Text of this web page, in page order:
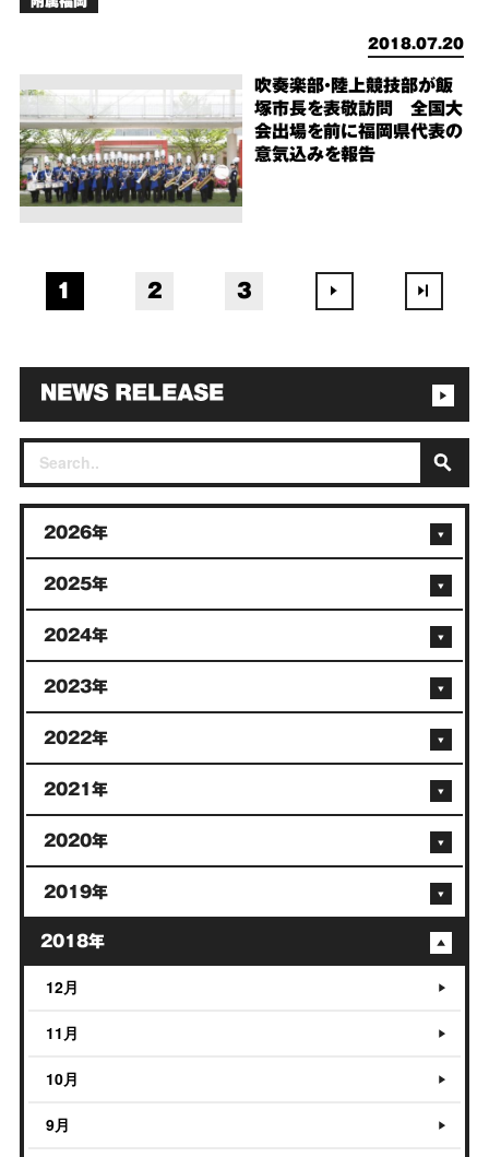
2018.07.20
吹奏楽部・陸上競技部が飯
塚市長を表敬訪問 全国大
会出場を前に福岡県代表の
意気込みを報告
1 2 3
2026年
2025年
2024年
2023年
2022年
2021年
2020年
2019年
2018年
12月
11月
10月
9月